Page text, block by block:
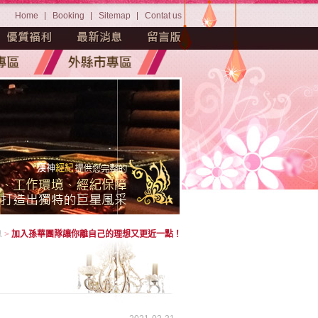
Home Booking Sitemap Contat us
> 加入孫華團隊讓你離自己的理想又更近一點！